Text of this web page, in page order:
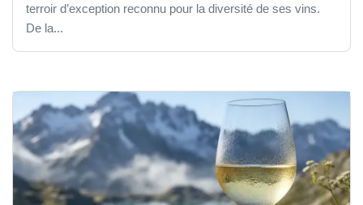
terroir d’exception reconnu pour la diversité de ses vins.
De la...